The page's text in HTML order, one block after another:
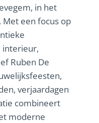
in het
Met een focus op
interieur,
Ruben De
verjaardagen
combineert
moderne